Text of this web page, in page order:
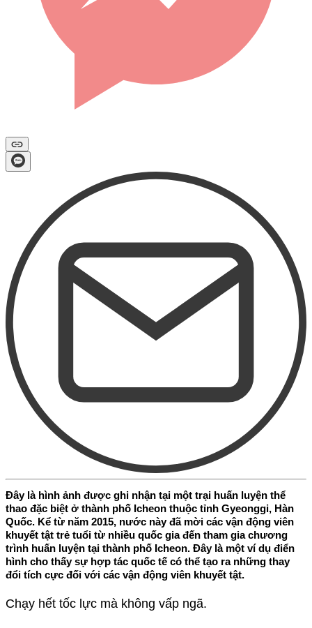
Đây là hình ảnh được ghi nhận tại một trại huấn luyện thể
thao đặc biệt ở thành phố Icheon thuộc tỉnh Gyeonggi, Hàn
Quốc. Kể từ năm 2015, nước này đã mời các vận động viên
khuyết tật trẻ tuổi từ nhiều quốc gia đến tham gia chương
trình huấn luyện tại thành phố Icheon. Đây là một ví dụ điển
hình cho thấy sự hợp tác quốc tế có thể tạo ra những thay
đổi tích cực đối với các vận động viên khuyết tật.
Chạy hết tốc lực mà không vấp ngã.